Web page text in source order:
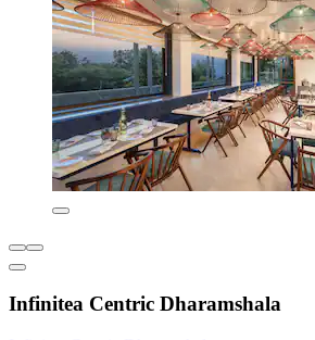
Infinitea Centric Dharamshala